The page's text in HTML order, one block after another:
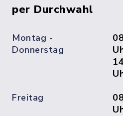
per Durchwahl
Montag -
Donnerstag
Freitag